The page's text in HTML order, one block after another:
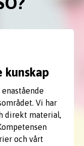
kunskap
Vi har
direkt material,
och vårt